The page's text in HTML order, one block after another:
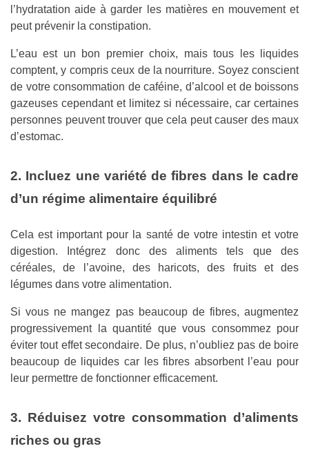
l’hydratation aide à garder les matières en mouvement et
peut prévenir la constipation.
L’eau est un bon premier choix, mais tous les liquides
comptent, y compris ceux de la nourriture. Soyez conscient
de votre consommation de caféine, d’alcool et de boissons
gazeuses cependant et limitez si nécessaire, car certaines
personnes peuvent trouver que cela peut causer des maux
d’estomac.
2. Incluez une variété de fibres dans le cadre
d’un régime alimentaire équilibré
Cela est important pour la santé de votre intestin et votre
digestion. Intégrez donc des aliments tels que des
céréales, de l’avoine, des haricots, des fruits et des
légumes dans votre alimentation.
Si vous ne mangez pas beaucoup de fibres, augmentez
progressivement la quantité que vous consommez pour
éviter tout effet secondaire. De plus, n’oubliez pas de boire
beaucoup de liquides car les fibres absorbent l’eau pour
leur permettre de fonctionner efficacement.
3. Réduisez votre consommation d’aliments
riches ou gras